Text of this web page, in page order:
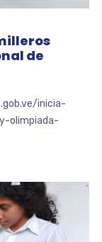
de
inicia-
olimpiada-